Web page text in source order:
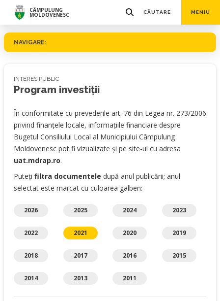
CÂMPULUNG
MOLDOVENESC CĂUTARE MENIU
NAVIGARE:
INTERES PUBLIC
Program investiţii
În conformitate cu prevederile art. 76 din Legea nr. 273/2006
privind finanţele locale, informaţiile financiare despre
Bugetul Consiliului Local al Municipiului Câmpulung
Moldovenesc pot fi vizualizate şi pe site-ul cu adresa
uat.mdrap.ro.
Puteți filtra documentele după anul publicării; anul
selectat este marcat cu culoarea galben:
2026 2025 2024 2023
2022 2021 2020 2019
2018 2017 2016 2015
2014 2013 2011